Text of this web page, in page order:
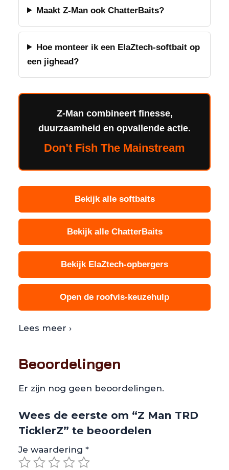
Maakt Z-Man ook ChatterBaits?
Hoe monteer ik een ElaZtech-softbait op
een jighead?
Z-Man combineert finesse,
duurzaamheid en opvallende actie.
Don’t Fish The Mainstream
Bekijk alle softbaits
Bekijk alle ChatterBaits
Bekijk ElaZtech-opbergers
Open de roofvis-keuzehulp
Lees meer ›
Beoordelingen
Er zijn nog geen beoordelingen.
Wees de eerste om “Z Man TRD
TicklerZ” te beoordelen
Je waardering *